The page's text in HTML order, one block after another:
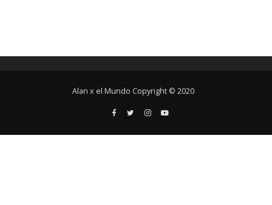
Alan x el Mundo Copyright © 2020